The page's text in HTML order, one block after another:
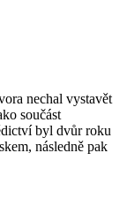
nechal vystavět
součást
byl dvůr roku
následně pak